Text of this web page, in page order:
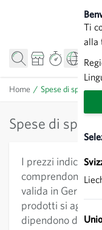
Ti
alla
Home / Spese di
Spese di
I prezzi indicati a
comprendono
valida in
prodotti si
dipendono